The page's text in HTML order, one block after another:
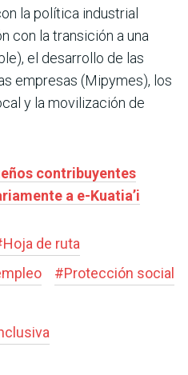
la política industrial
con la transición a una
el desarrollo de las
empresas (Mipymes), los
y la movilización de
contribuyentes
a e-Kuatia’i
Hoja de ruta
#Protección social